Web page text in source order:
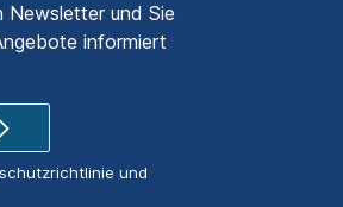
Newsletter und Sie
informiert
und